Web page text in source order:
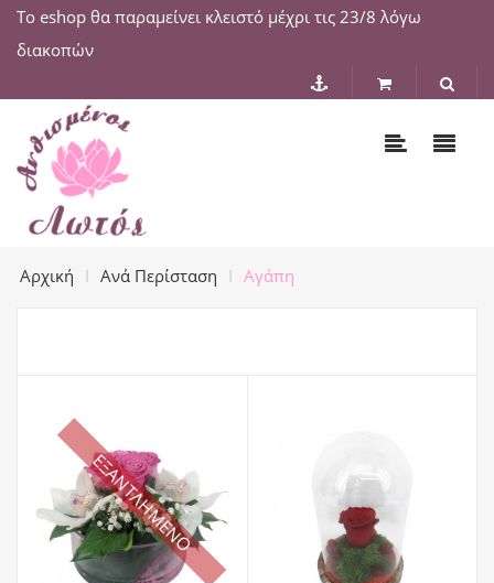
Το eshop θα παραμείνει κλειστό μέχρι τις 23/8 λόγω
διακοπών
Αρχική Ανά Περίσταση Αγάπη
ΕΞΑΝΤΛΗΜΕΝΟ